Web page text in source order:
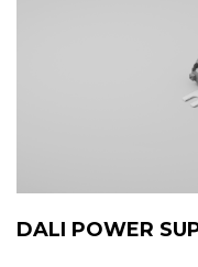
DALI POWER